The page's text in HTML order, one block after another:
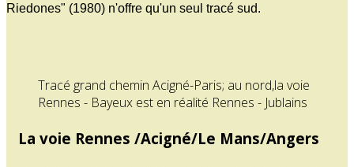
Riedones" (1980) n'offre qu'un seul tracé sud.
Tracé grand chemin Acigné-Paris; au nord,la voie
Rennes - Bayeux est en réalité Rennes - Jublains
La voie Rennes /Acigné/Le Mans/Angers